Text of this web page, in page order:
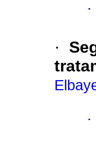
·
·
·